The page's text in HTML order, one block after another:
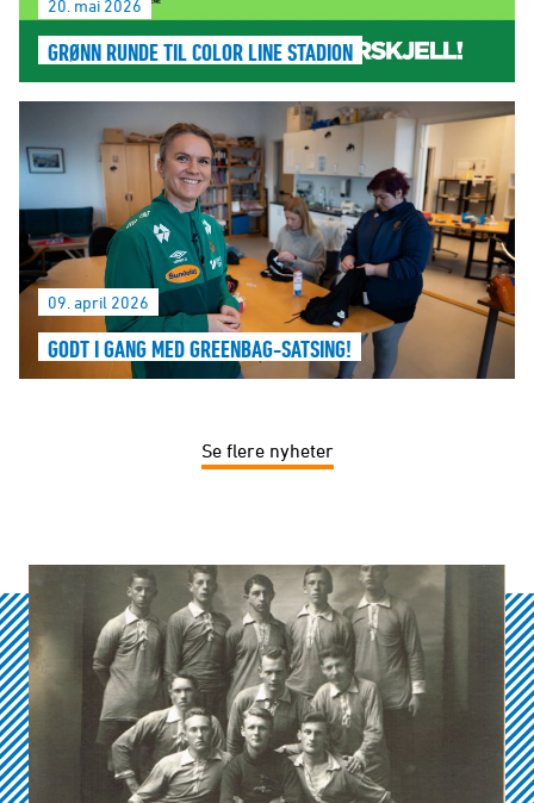
20. mai 2026
GRØNN RUNDE TIL COLOR LINE STADION
09. april 2026
GODT I GANG MED GREENBAG-SATSING!
Se flere nyheter